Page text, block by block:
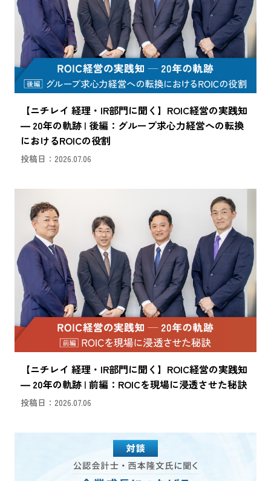
【ニチレイ 経理・IR部門に聞く】ROIC経営の実践知
― 20年の軌跡 | 後編：グループ求心力経営への転換
におけるROICの役割
投稿日：2026.07.06
【ニチレイ 経理・IR部門に聞く】ROIC経営の実践知
― 20年の軌跡 | 前編：ROICを現場に浸透させた秘訣
投稿日：2026.07.06